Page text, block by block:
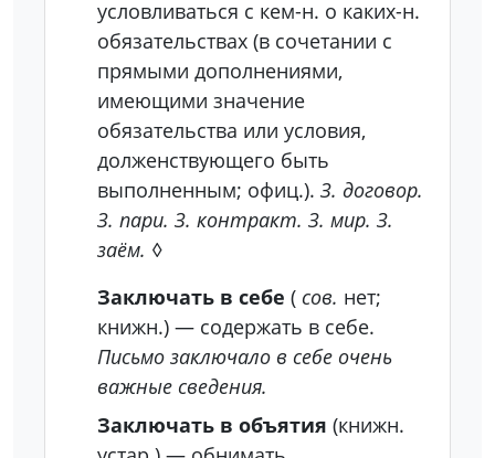
условливаться с кем-н. о каких-н.
обязательствах (в сочетании с
прямыми дополнениями,
имеющими значение
обязательства или условия,
долженствующего быть
выполненным; офиц.). З. договор.
З. пари. З. контракт. З. мир. З.
заём. ◊
Заключать в себе ( сов. нет;
книжн.) — содержать в себе.
Письмо заключало в себе очень
важные сведения.
Заключать в объятия (книжн.